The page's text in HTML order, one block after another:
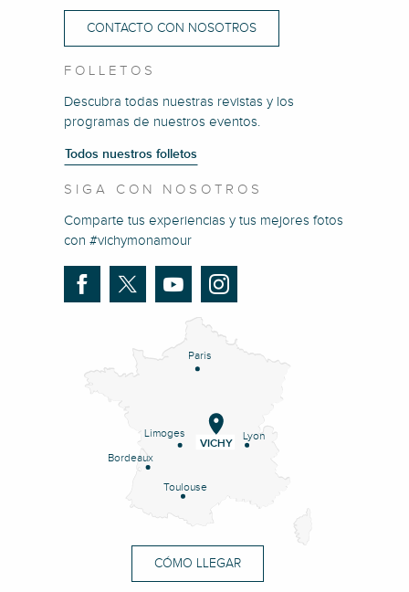
CONTACTO CON NOSOTROS
FOLLETOS
Descubra todas nuestras revistas y los
programas de nuestros eventos.
Todos nuestros folletos
SIGA CON NOSOTROS
Comparte tus experiencias y tus mejores fotos
con #vichymonamour
Paris
Lyon
Limoges
Bordeaux
Toulouse
VICHY
CÓMO LLEGAR